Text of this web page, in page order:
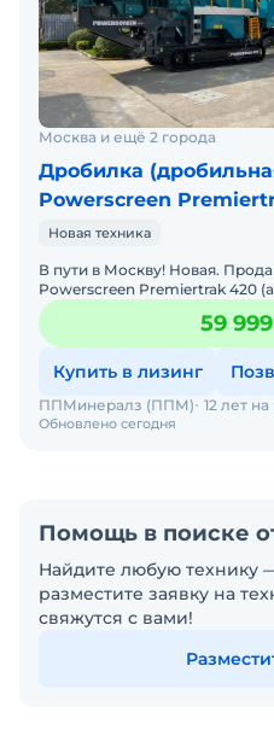
Москва и ещё 2 города
Дробилка
Powerscreen
Новая техника
В пути в Москву! Новая.
Powerscreen Premiertrak 420
Ирландия,
59
Купить в лизинг
Обновлено сегодня
ППМинералз (ППМ) 12 лет
Помощь в поиске
Найдите любую технику
разместите заявку на
свяжутся с вами!